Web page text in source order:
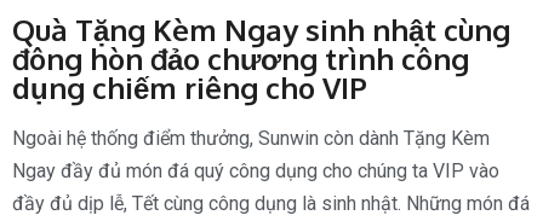
Quà Tặng Kèm Ngay sinh nhật cùng
đông hòn đảo chương trình công
dụng chiếm riêng cho VIP
Ngoài hệ thống điểm thưởng, Sunwin còn dành Tặng Kèm
Ngay đầy đủ món đá quý công dụng cho chúng ta VIP vào
đầy đủ dịp lễ, Tết cùng công dụng là sinh nhật. Những món đá